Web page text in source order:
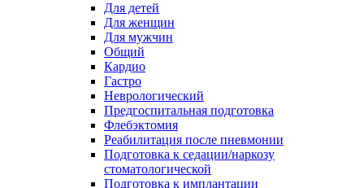
Для детей
Для женщин
Для мужчин
Общий
Кардио
Гастро
Неврологический
Предгоспитальная подготовка
Флебэктомия
Реабилитация после пневмонии
Подготовка к седации/наркозу
стоматологической
Подготовка к имплантации